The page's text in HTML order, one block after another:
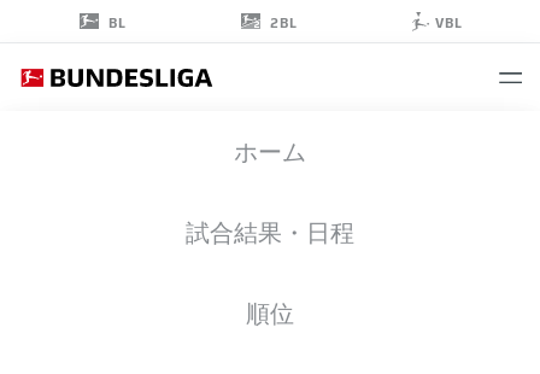
BL 2BL VBL
ホーム
試合結果・日程
順位